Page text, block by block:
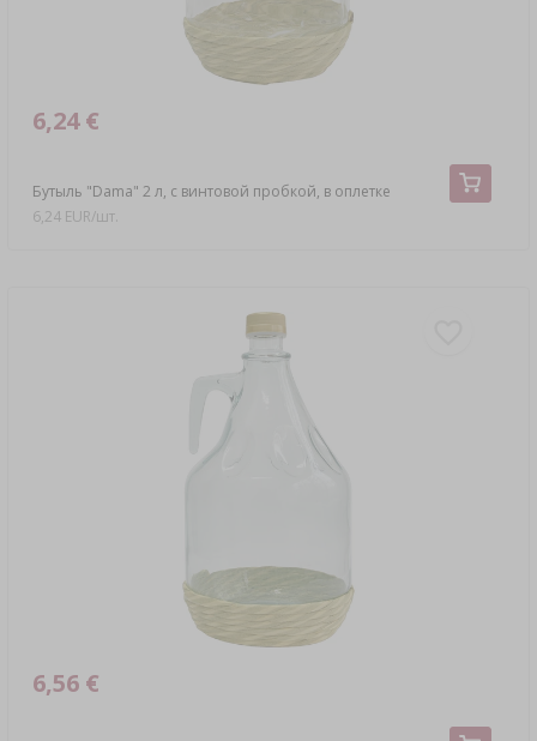
Бутыль "Dama" 2 л, с винтовой пробкой, в оплетке
6,24 €
6,24 EUR/шт.
6,56 €